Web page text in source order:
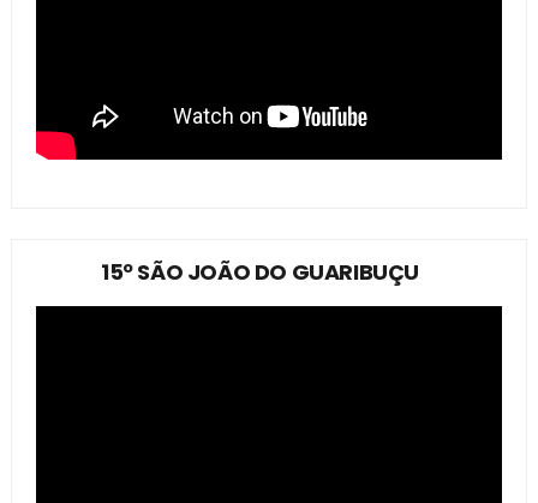
15º SÃO JOÃO DO GUARIBUÇU